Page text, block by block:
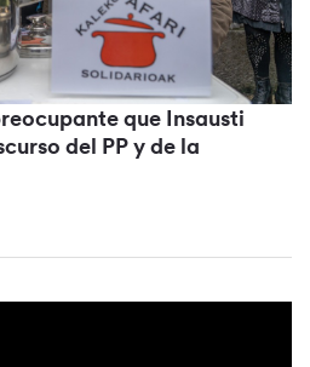
que Insausti
del PP y de la